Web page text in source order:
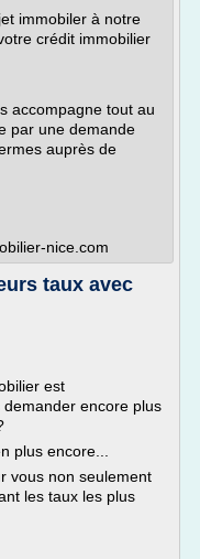
immobiler à notre
crédit immobilier
accompagne tout au
par une demande
auprès de
nice.com
taux avec
est
encore plus
plus encore...
vous non seulement
les taux les plus